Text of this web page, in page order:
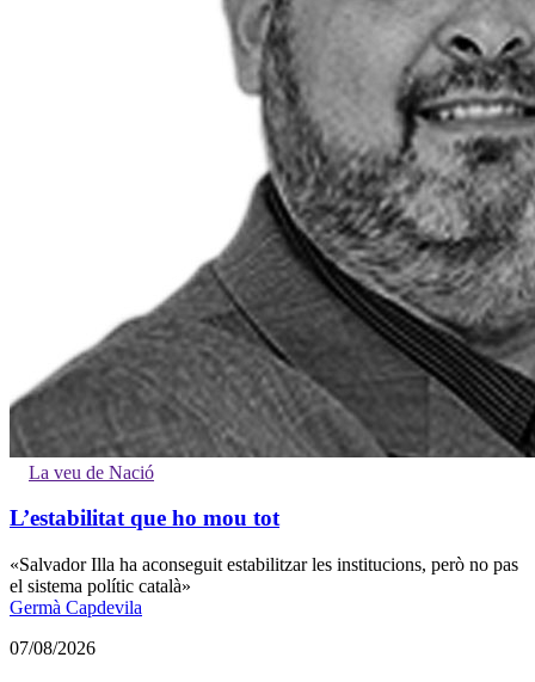
La veu de Nació
L’estabilitat que ho mou tot
«Salvador Illa ha aconseguit estabilitzar les institucions, però no pas
el sistema polític català»
Germà Capdevila
07/08/2026